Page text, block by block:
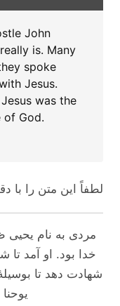
John
is. Many
spoke
Jesus.
was the
of God.
لطفاً این متن را با
مردی به نام یحیی
خدا بود. او آمد تا
شهادت دهد تا
یوحنا ۱: ۶-۷